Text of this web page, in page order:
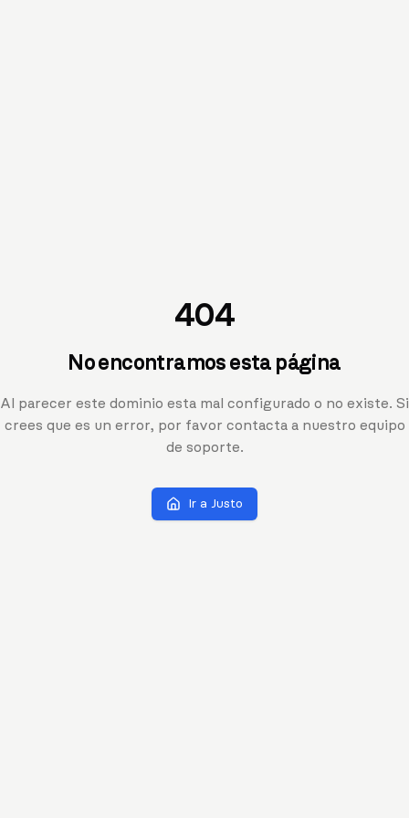
404
No encontramos esta página
Al parecer este dominio esta mal configurado o no existe. Si
crees que es un error, por favor contacta a nuestro equipo
de soporte.
Ir a Justo